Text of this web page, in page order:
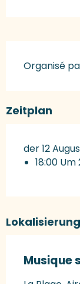
Organisé
Zeitplan
der 12
18:00 Um
Lokalisierung
Musique